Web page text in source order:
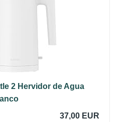
2 Hervidor de Agua
37,00 EUR